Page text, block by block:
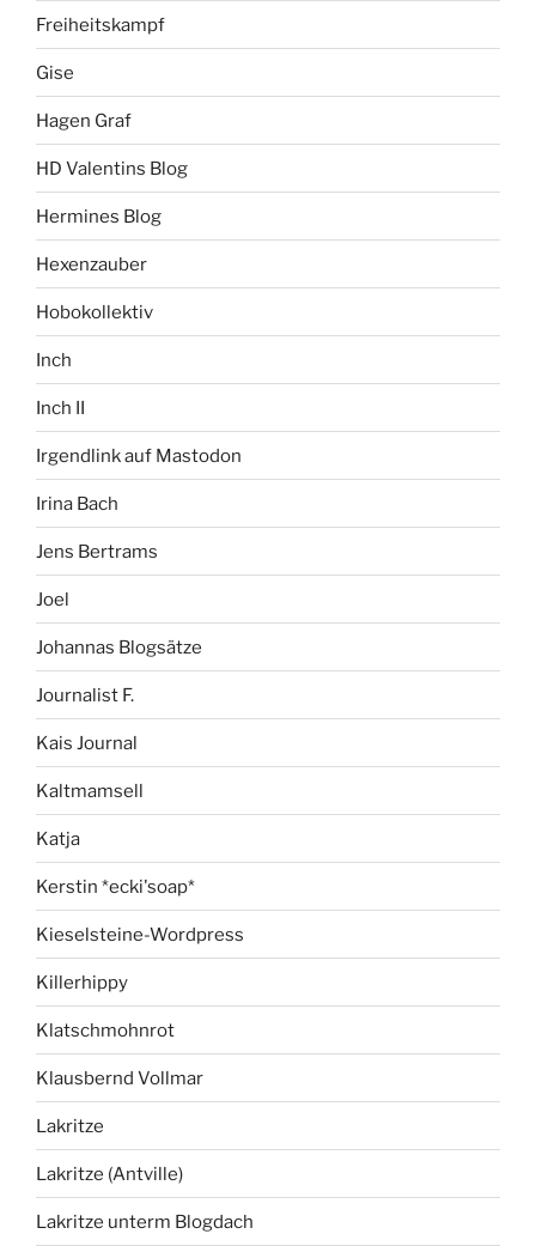
Freiheitskampf
Gise
Hagen Graf
HD Valentins Blog
Hermines Blog
Hexenzauber
Hobokollektiv
Inch
Inch II
Irgendlink auf Mastodon
Irina Bach
Jens Bertrams
Joel
Johannas Blogsätze
Journalist F.
Kais Journal
Kaltmamsell
Katja
Kerstin *ecki'soap*
Kieselsteine-Wordpress
Killerhippy
Klatschmohnrot
Klausbernd Vollmar
Lakritze
Lakritze (Antville)
Lakritze unterm Blogdach